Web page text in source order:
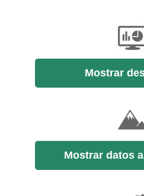
Mostrar
Mostrar datos